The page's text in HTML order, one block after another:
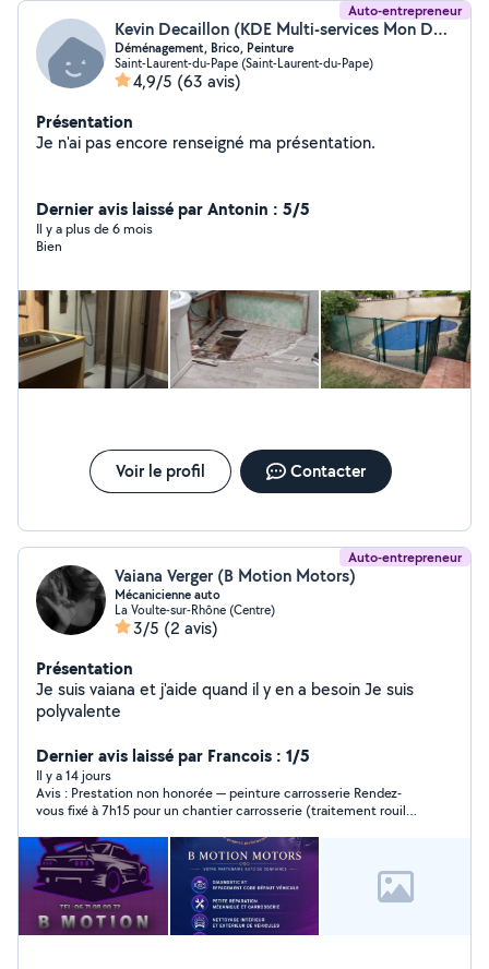
Auto-entrepreneur
Kevin Decaillon (KDE Multi-services Mon Déménagement Facile)
Déménagement, Brico, Peinture
Saint-Laurent-du-Pape (Saint-Laurent-du-Pape)
4,9/5 (63 avis)
Présentation
Je n'ai pas encore renseigné ma présentation.
Dernier avis laissé par Antonin : 5/5
Il y a plus de 6 mois
Bien
Voir le profil Contacter
Auto-entrepreneur
Vaiana Verger (B Motion Motors)
Mécanicienne auto
La Voulte-sur-Rhône (Centre)
3/5 (2 avis)
Présentation
Je suis vaiana et j'aide quand il y en a besoin Je suis
polyvalente
Dernier avis laissé par Francois : 1/5
Il y a 14 jours
Avis : Prestation non honorée — peinture carrosserie Rendez-
vous fixé à 7h15 pour un chantier carrosserie (traitement rouille
place, aucune réponse par SMS ni téléphone ce jour-là, et
aucune nouvelle depuis. Chantier non terminé alors que 200€
avaient déjà été versés. Des vis dont je ne connais pas la
provenance ont en plus été laissées sur le véhicule. Relance
envoyée avec demande de remboursement partiel (100€) sous
48h, restée sans réponse.